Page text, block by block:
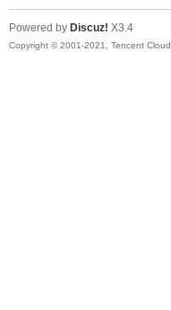
Powered by Discuz! X3.4
Copyright © 2001-2021, Tencent Cloud.